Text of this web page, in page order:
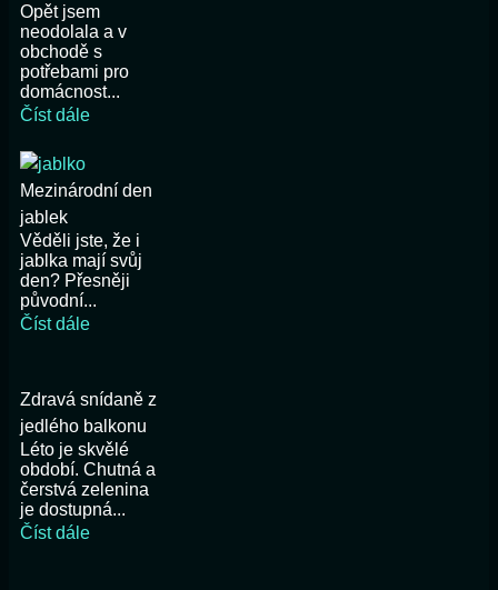
Opět jsem
neodolala a v
obchodě s
potřebami pro
domácnost...
Číst dále
Mezinárodní den
jablek
Věděli jste, že i
jablka mají svůj
den? Přesněji
původní...
Číst dále
Zdravá snídaně z
jedlého balkonu
Léto je skvělé
období. Chutná a
čerstvá zelenina
je dostupná...
Číst dále